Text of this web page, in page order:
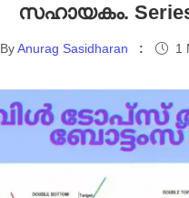
സഹായകം.
ByAnurag Sasidharan 1